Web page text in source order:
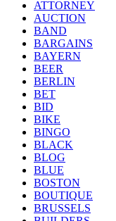
ATTORNEY
AUCTION
BAND
BARGAINS
BAYERN
BEER
BERLIN
BET
BID
BIKE
BINGO
BLACK
BLOG
BLUE
BOSTON
BOUTIQUE
BRUSSELS